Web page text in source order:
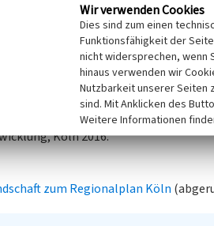
des Rheinlandes von 1820 in
Stil (Fachwerk, Schiefer).
und denkmalpflegerisches Ziel im
Rheinland (Hrsg.): Fachbeitrag
Köln 2016.
zum Regionalplan Köln
Wir verwenden Cookies
Dies sind zum einen
Funktionsfähigkeit der
nicht widersprechen, wenn
hinaus verwenden wir
Nutzbarkeit unserer Seiten
sind. Mit Anklicken des
Weitere Informationen